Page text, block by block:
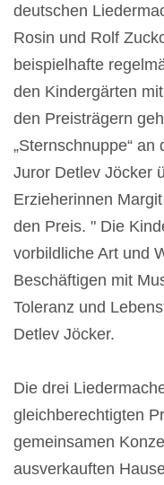
deutschen
Rosin und Rolf
beispielhafte
den Kindergärten
den Preisträgern
„Sternschnuppe“
Juror Detlev Jöcker
Erzieherinnen
den Preis. " Die
vorbildliche Art und
Beschäftigen mit
Toleranz und
Detlev Jöcker.
Die drei
gleichberechtigten
gemeinsamen
ausverkauften